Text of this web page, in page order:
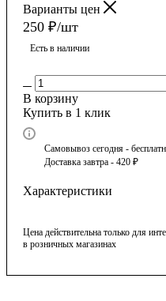
Варианты цен
250 ₽/шт
Есть в наличии
В корзину
Купить в 1 клик
Самовывоз сегодня -
Доставка завтра - 420 ₽
Характеристики
Цена действительна только для
в розничных магазинах